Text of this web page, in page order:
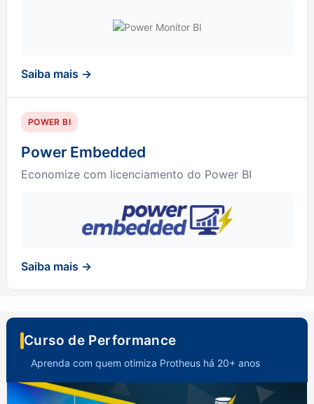
Saiba mais →
POWER BI
Power Embedded
Economize com licenciamento do Power BI
Saiba mais →
Curso de Performance
Aprenda com quem otimiza Protheus há 20+ anos